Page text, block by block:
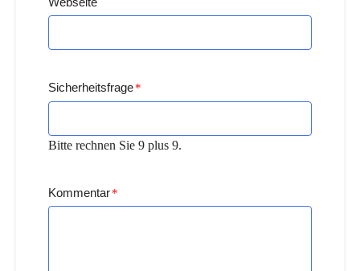
Sicherheitsfrage*
Bitte rechnen Sie 9 plus 9.
Kommentar*